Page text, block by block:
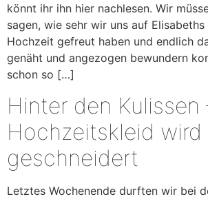
könnt ihr ihn hier nachlesen. Wir
sagen, wie sehr wir uns auf
Hochzeit gefreut haben und endlich
genäht und angezogen bewundern
schon so […]
Hinter den Kulissen
Hochzeitskleid wird
geschneidert
Letztes Wochenende durften wir bei